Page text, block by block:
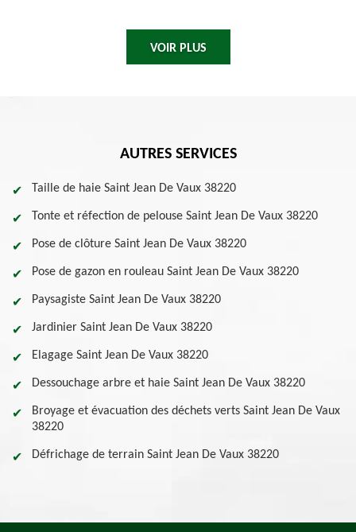
VOIR PLUS
AUTRES SERVICES
Taille de haie Saint Jean De Vaux 38220
Tonte et réfection de pelouse Saint Jean De Vaux 38220
Pose de clôture Saint Jean De Vaux 38220
Pose de gazon en rouleau Saint Jean De Vaux 38220
Paysagiste Saint Jean De Vaux 38220
Jardinier Saint Jean De Vaux 38220
Elagage Saint Jean De Vaux 38220
Dessouchage arbre et haie Saint Jean De Vaux 38220
Broyage et évacuation des déchets verts Saint Jean De Vaux
38220
Défrichage de terrain Saint Jean De Vaux 38220